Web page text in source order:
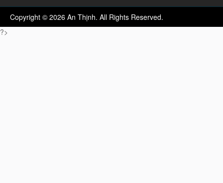
Copyright © 2026 An Thịnh. All Rights Reserved.
?>